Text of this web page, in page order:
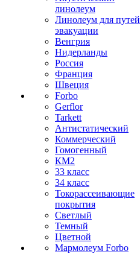
линолеум
Линолеум для путей
эвакуации
Венгрия
Нидерланды
Россия
Франция
Швеция
Forbo
Gerflor
Tarkett
Антистатический
Коммерческий
Гомогенный
КМ2
33 класс
34 класс
Токорассеивающие
покрытия
Светлый
Темный
Цветной
Мармолеум Forbo